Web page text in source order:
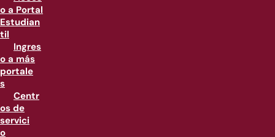
o a Portal
Estudian
til
Ingres
o a más
portale
s
Centr
os de
servici
o